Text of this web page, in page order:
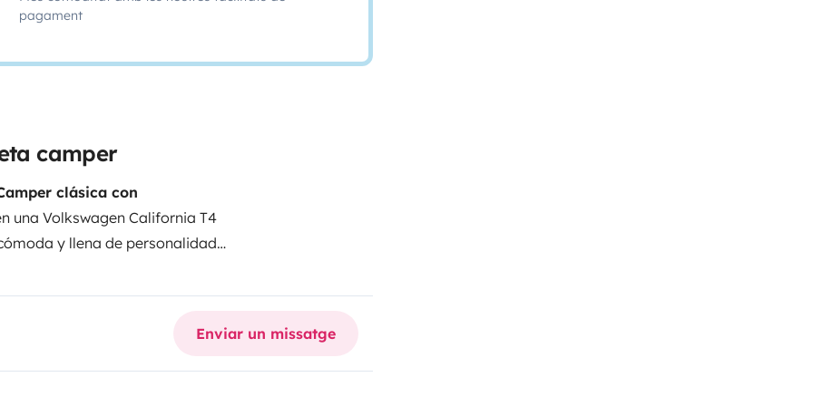
pagament
camper
clásica con
una Volkswagen California T4
y llena de personalidad,
y viajes con libertad
que una autocaravana
encanto único de las
Cama doble cómoda en parte
elevable WestfaliaCocina
Enviar un missatge